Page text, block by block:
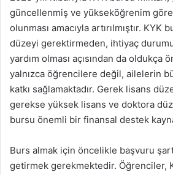
güncellenmiş ve yükseköğrenim
olunması amacıyla artırılmıştır. KYK
düzeyi gerektirmeden, ihtiyaç
yardım olması açısından da oldukça
yalnızca öğrencilere değil, ailelerin
katkı sağlamaktadır. Gerek lisans
gerekse yüksek lisans ve doktora
bursu önemli bir finansal destek
Burs almak için öncelikle başvuru
getirmek gerekmektedir. Öğrenciler,